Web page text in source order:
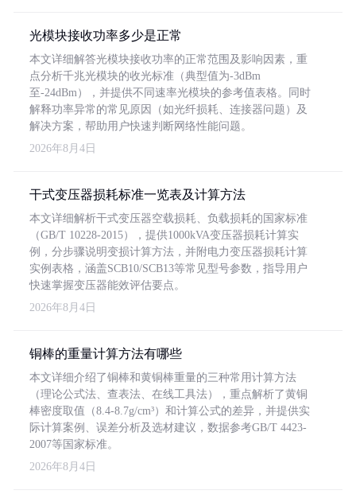
光模块接收功率多少是正常
本文详细解答光模块接收功率的正常范围及影响因素，重
点分析千兆光模块的收光标准（典型值为-3dBm
至-24dBm），并提供不同速率光模块的参考值表格。同时
解释功率异常的常见原因（如光纤损耗、连接器问题）及
解决方案，帮助用户快速判断网络性能问题。
2026年8月4日
干式变压器损耗标准一览表及计算方法
本文详细解析干式变压器空载损耗、负载损耗的国家标准
（GB/T 10228-2015），提供1000kVA变压器损耗计算实
例，分步骤说明变损计算方法，并附电力变压器损耗计算
实例表格，涵盖SCB10/SCB13等常见型号参数，指导用户
快速掌握变压器能效评估要点。
2026年8月4日
铜棒的重量计算方法有哪些
本文详细介绍了铜棒和黄铜棒重量的三种常用计算方法
（理论公式法、查表法、在线工具法），重点解析了黄铜
棒密度取值（8.4-8.7g/cm³）和计算公式的差异，并提供实
际计算案例、误差分析及选材建议，数据参考GB/T 4423-
2007等国家标准。
2026年8月4日